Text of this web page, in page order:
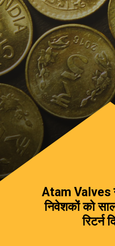
Atam Valves
निवेशकों को
रिटर्न